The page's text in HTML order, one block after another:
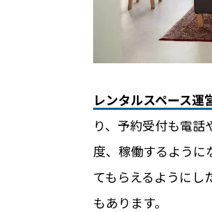
レンタルスペース運
り、予約受付も電
度、稼働するように
てもらえるようにし
もあります。
店舗
RemoteLOCKを導
お客さまの声
店舗での運用におす